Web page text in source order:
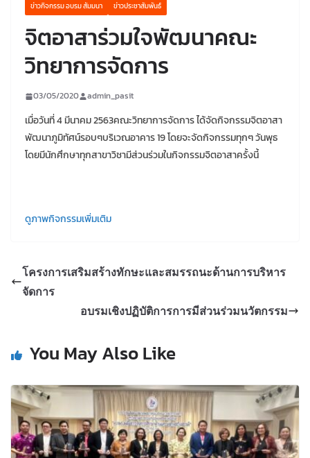
ข่าวกิจกรรม อบรม สัมมนา ข่าวประชาสัมพันธ์
จิตอาสาร่วมใจพัฒนาคณะ
วิทยาการจัดการ
03/05/2020 admin_pasit
เมื่อวันที่ 4 มีนาคม 2563คณะวิทยาการจัดการ ได้จัดกิจกรรมจิตอาสา
พัฒนาภูมิทัศน์รอบๆบริเวณอาคาร 19 โดยจะจัดกิจกรรมทุกๆ วันพุธ
โดยมีนักศึกษาทุกสาขาวิชามีส่วนร่วมในกิจกรรมจิตอาสาครั้งนี้
ดูภาพกิจกรรมเพิ่มเติม
โครงการเสริมสร้างทักษะและสมรรถนะด้านการบริหาร
จัดการ
อบรมเชิงปฏิบัติการการมีส่วนร่วมนวัตกรรม
You May Also Like